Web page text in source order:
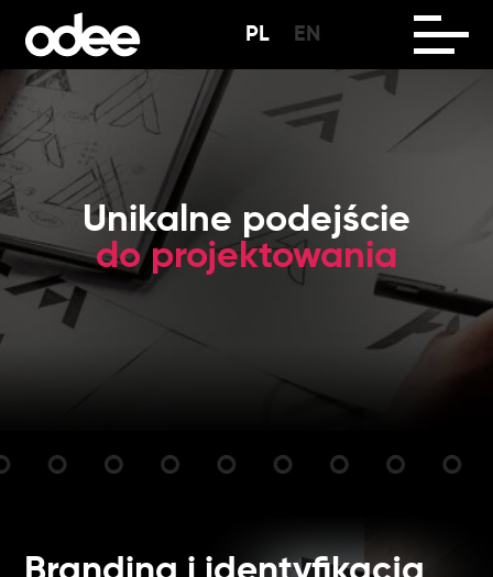
PL EN
Unikalne podejście
do projektowania